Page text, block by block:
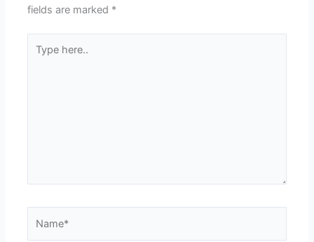
fields are marked *
here..